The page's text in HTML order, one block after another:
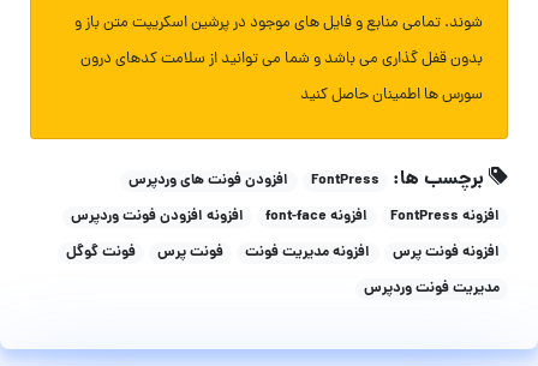
شوند. تمامی منابع و فایل های موجود در پرشین اسکریپت متن باز و
بدون قفل گذاری می باشد و شما می توانید از سلامت کدهای درون
سورس ها اطمینان حاصل کنید
برچسب ها: FontPress
افزودن فونت های وردپرس
افزونه FontPress
افزونه font-face
افزونه افزودن فونت وردپرس
افزونه فونت پرس
افزونه مدیریت فونت فونت پرس
فونت گوگل
مدیریت فونت وردپرس